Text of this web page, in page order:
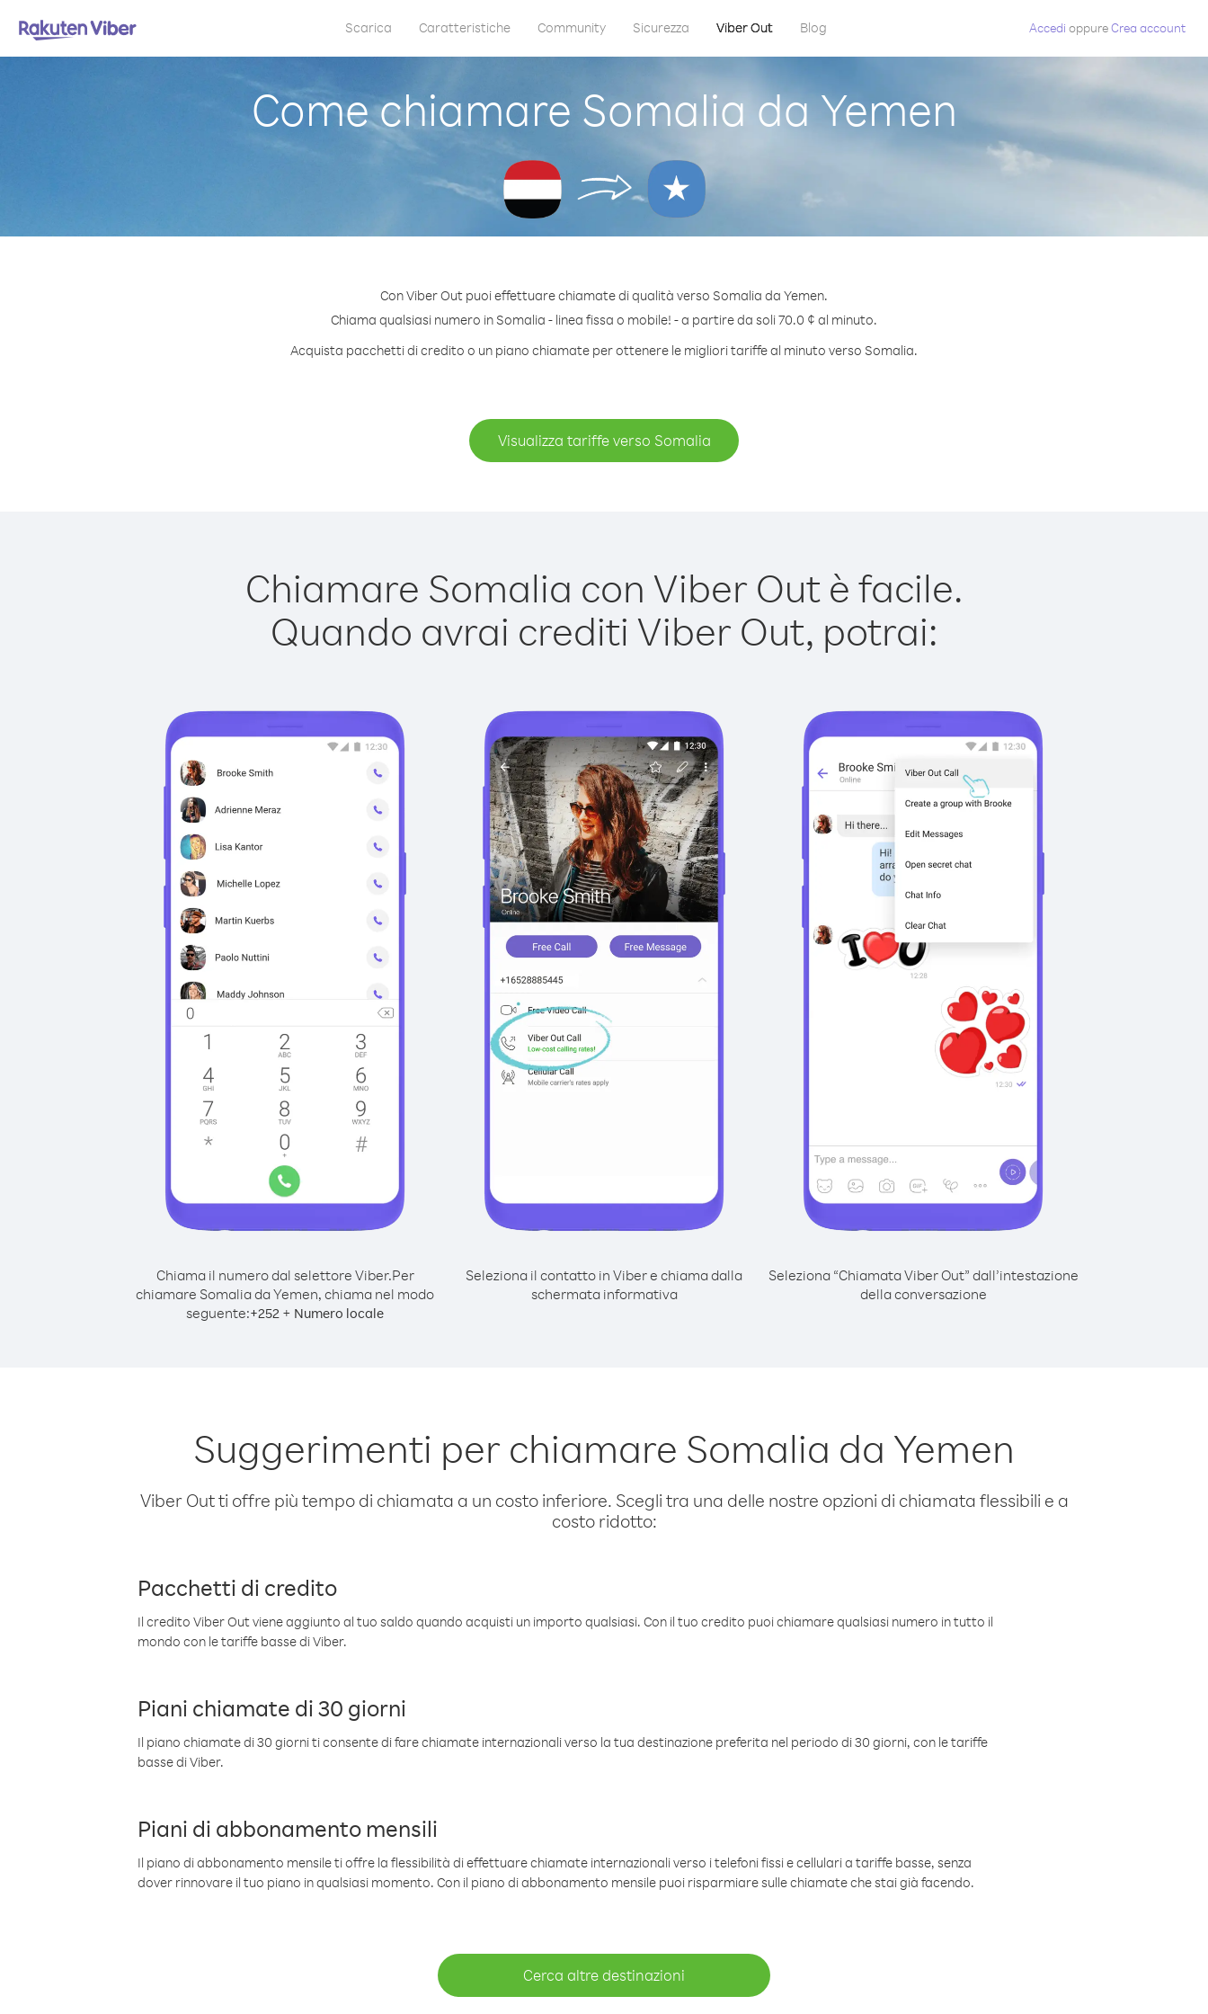
Scarica Caratteristiche Community Sicurezza Viber Out Blog Accedi oppureCrea account
Come chiamare Somalia da Yemen
Con Viber Out puoi effettuare chiamate di qualità verso Somalia da Yemen.
Chiama qualsiasi numero in Somalia - linea fissa o mobile! - a partire da soli 70.0 ¢ al minuto.
Acquista pacchetti di credito o un piano chiamate per ottenere le migliori tariffe al minuto verso Somalia.
Visualizza tariffe verso Somalia
Chiamare Somalia con Viber Out è facile.
Quando avrai crediti Viber Out, potrai:
Chiama il numero dal selettore Viber.Per
chiamare Somalia da Yemen, chiama nel modo
seguente:+252 + Numero locale
Seleziona il contatto in Viber e chiama dalla
schermata informativa
Seleziona “Chiamata Viber Out” dall’intestazione
della conversazione
Suggerimenti per chiamare Somalia da Yemen
Viber Out ti offre più tempo di chiamata a un costo inferiore. Scegli tra una delle nostre opzioni di chiamata flessibili e a
costo ridotto:
Pacchetti di credito
Il credito Viber Out viene aggiunto al tuo saldo quando acquisti un importo qualsiasi. Con il tuo credito puoi chiamare qualsiasi numero in tutto il
mondo con le tariffe basse di Viber.
Piani chiamate di 30 giorni
Il piano chiamate di 30 giorni ti consente di fare chiamate internazionali verso la tua destinazione preferita nel periodo di 30 giorni, con le tariffe
basse di Viber.
Piani di abbonamento mensili
Il piano di abbonamento mensile ti offre la flessibilità di effettuare chiamate internazionali verso i telefoni fissi e cellulari a tariffe basse, senza
dover rinnovare il tuo piano in qualsiasi momento. Con il piano di abbonamento mensile puoi risparmiare sulle chiamate che stai già facendo.
Cerca altre destinazioni